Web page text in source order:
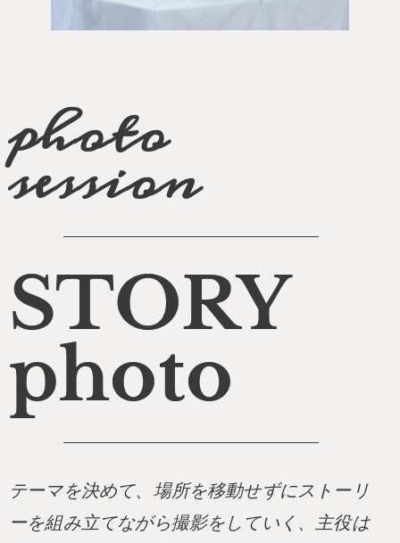
photo
session
STORY
photo
テーマを決めて、場所を移動せずにストーリ
ーを組み立てながら撮影をしていく、主役は